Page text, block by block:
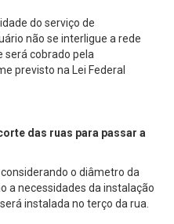
do serviço de
não se interligue a rede
será cobrado pela
previsto na Lei Federal
das ruas para passar a
o diâmetro da
a necessidades da instalação
instalada no terço da rua.